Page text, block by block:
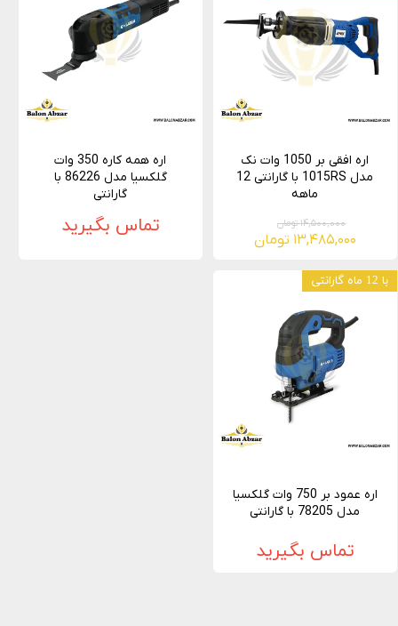
اره افقی بر 1050 وات نک
مدل 1015RS با گارانتی 12
ماهه
۱۴,۵۰۰,۰۰۰ تومان
۱۳,۴۸۵,۰۰۰ تومان
اره همه کاره 350 وات
گلکسیا مدل 86226 با
گارانتی
تماس بگیرید
اره عمود بر 750 وات گلکسیا
مدل 78205 با گارانتی
تماس بگیرید
با 12 ماه گارانتی